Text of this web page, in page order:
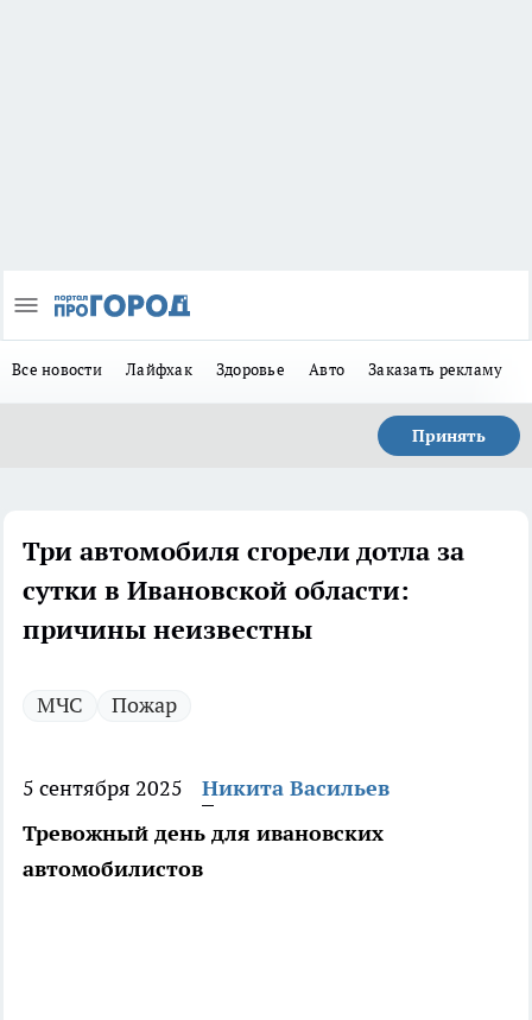
Все новости Лайфхак Здоровье Авто Заказать рекламу
Принять
Три автомобиля сгорели дотла за
сутки в Ивановской области:
причины неизвестны
МЧС Пожар
5 сентября 2025
Никита Васильев
Тревожный день для ивановских
автомобилистов